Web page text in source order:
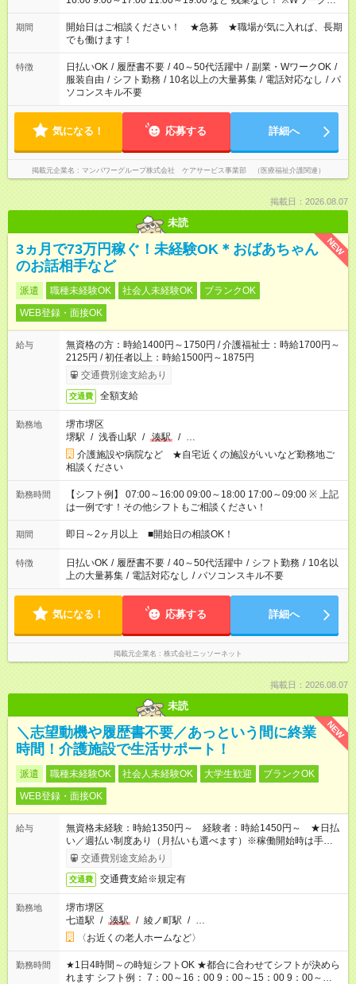
場合、他のお仕事と合わせ週40時間超の就業はご案内できませ
ん ※法令に基づき、週20時間以上勤務は社会保険への加入対象
となります ※労働者派遣法（日雇い派遣の原則禁止）により、
短時間・短期間の就業はご案内が難しい場合があります
期間
開始日はご相談ください！ ★急募 ★職場が気に入れば、長期
でも働けます！
特徴 日払いOK / 履歴書不要 / 40～50代活躍中 / 副業・WワークOK /
服装自由 / シフト勤務 / 10名以上の大量募集 / 電話対応なし / パ
ソコンスキル不要
気になる！ 応募する 詳細へ
掲載元企業名 マンパワーグループ株式会社 ケアサービス事業部 （医療福祉介護関連）
掲載日：2026.08.07
未読
NEW
3ヵ月で73万円稼ぐ！未経験OK＊おばあちゃん
のお話相手など
派遣 職種未経験OK 社会人未経験OK
ブランクOK
WEB登録・面接OK
給与
無資格の方：時給1400円～1750円 / 介護福祉士：時給1700円～
2125円 / 初任者以上：時給1500円～1875円
交通費別途支給あり
交通費 全額支給
勤務地
堺市堺区
堺駅 / 浅香山駅 / 湊駅 / …
介護施設や病院など ★自宅近くの施設がいいなど勤務地ご
相談ください
勤務時間
【シフト例】 07:00～16:00 09:00～18:00 17:00～09:00 ※ 上記
は一例です！その他シフトもご相談ください！
期間 即日～2ヶ月以上 ■開始日の相談OK！
特徴 日払いOK / 履歴書不要 / 40～50代活躍中 / シフト勤務 / 10名以
上の大量募集 / 電話対応なし / パソコンスキル不要
気になる！ 応募する 詳細へ
掲載元企業名 株式会社ニッソーネット
掲載日：2026.08.07
未読
NEW
＼志望動機や履歴書不要／あっという間に終業
時間！介護施設で生活サポート！
派遣 職種未経験OK 社会人未経験OK 大学生歓迎
ブランクOK
WEB登録・面接OK
給与
無資格未経験：時給1350円～ 経験者：時給1450円～ ★日払
い／週払い制度あり（月払いも選べます）※稼働開始時は手続き
完了次第のお支払いとなります。
交通費別途支給あり
交通費 交通費支給※規定有
勤務地
堺市堺区
七道駅 / 湊駅 / 綾ノ町駅 / …
〈お近くの老人ホームなど〉
勤務時間
★1日4時間～の時短シフトOK ★都合に合わせてシフトが決めら
れます シフト例： 7：00～16：00 9：00～15：00 9：00～